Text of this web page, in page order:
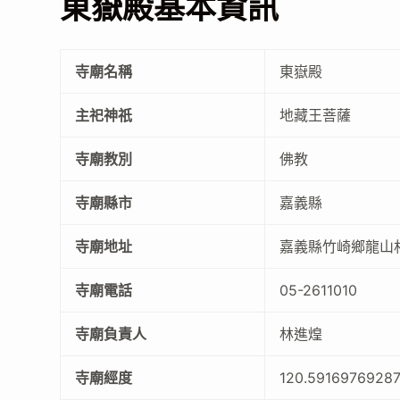
寺廟名稱 東嶽殿
主祀神祇 地藏王菩薩
寺廟教別 佛教
寺廟縣市 嘉義縣
寺廟地址 嘉義縣竹崎鄉龍山
寺廟電話 05-2611010
寺廟負責人 林進煌
寺廟經度